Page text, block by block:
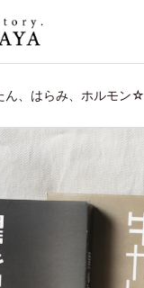
ん、はらみ、ホルモン☆